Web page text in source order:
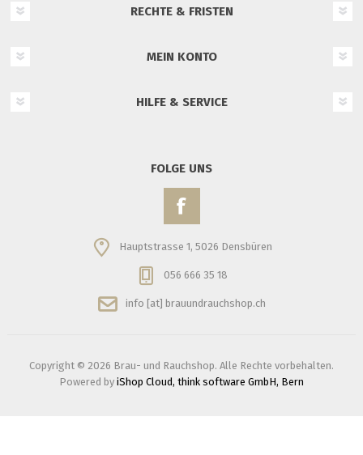
RECHTE & FRISTEN
MEIN KONTO
HILFE & SERVICE
FOLGE UNS
Hauptstrasse 1, 5026 Densbüren
056 666 35 18
info [at] brauundrauchshop.ch
Copyright © 2026 Brau- und Rauchshop. Alle Rechte vorbehalten.
Powered by iShop Cloud, think software GmbH, Bern